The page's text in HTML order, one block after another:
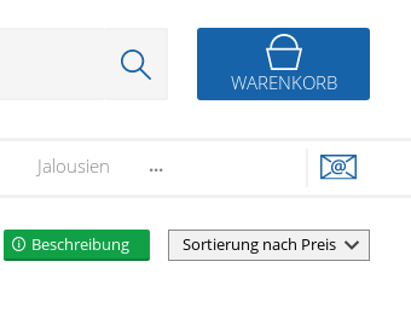
WARENKORB
Jalousien ...
Beschreibung